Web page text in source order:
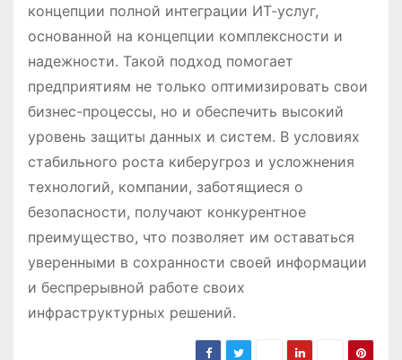
концепции полной интеграции ИТ-услуг,
основанной на концепции комплексности и
надежности. Такой подход помогает
предприятиям не только оптимизировать свои
бизнес-процессы, но и обеспечить высокий
уровень защиты данных и систем. В условиях
стабильного роста киберугроз и усложнения
технологий, компании, заботящиеся о
безопасности, получают конкурентное
преимущество, что позволяет им оставаться
уверенными в сохранности своей информации
и беспрерывной работе своих
инфраструктурных решений.